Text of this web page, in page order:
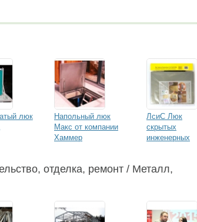
люк
Напольный люк
Макс от компании
Хаммер
ЛсиС Люк
скрытых
инженерных
отделка, ремонт / Металл,